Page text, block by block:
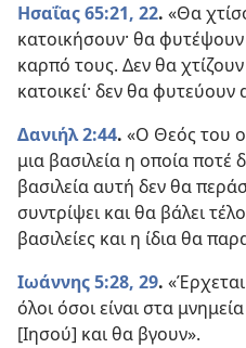
Ησαΐας 65:21, 22. «Θα
κατοικήσουν· θα
καρπό τους. Δεν θα
κατοικεί· δεν θα φυτεύουν
Δανιήλ 2:44. «Ο Θεός του
μια βασιλεία η οποία ποτέ
βασιλεία αυτή δεν θα
συντρίψει και θα βάλει
βασιλείες και η ίδια θα
Ιωάννης 5:28, 29.
όλοι όσοι είναι στα
[Ιησού] και θα βγουν».